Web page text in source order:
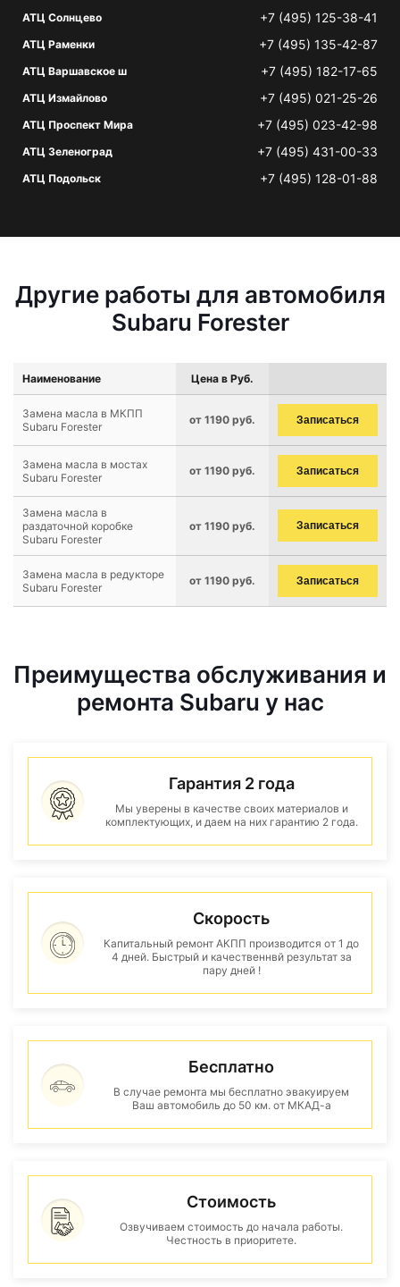
АТЦ Солнцево +7 (495) 125-38-41
АТЦ Раменки +7 (495) 135-42-87
АТЦ Варшавское ш +7 (495) 182-17-65
АТЦ Измайлово +7 (495) 021-25-26
АТЦ Проспект Мира +7 (495) 023-42-98
АТЦ Зеленоград +7 (495) 431-00-33
АТЦ Подольск +7 (495) 128-01-88
Другие работы для автомобиля
Subaru Forester
Наименование Цена в Руб.
Замена масла в МКПП
Subaru Forester
от 1190 руб. Записаться
Замена масла в мостах
Subaru Forester
от 1190 руб. Записаться
Замена масла в
раздаточной коробке
Subaru Forester
от 1190 руб. Записаться
Замена масла в редукторе
Subaru Forester
от 1190 руб. Записаться
Преимущества обслуживания и
ремонта Subaru у нас
Гарантия 2 года
Мы уверены в качестве своих материалов и
комплектующих, и даем на них гарантию 2 года.
Скорость
Капитальный ремонт АКПП производится от 1 до
4 дней. Быстрый и качественнвй результат за
пару дней !
Бесплатно
В случае ремонта мы бесплатно эвакуируем
Ваш автомобиль до 50 км. от МКАД-а
Стоимость
Озвучиваем стоимость до начала работы.
Честность в приоритете.